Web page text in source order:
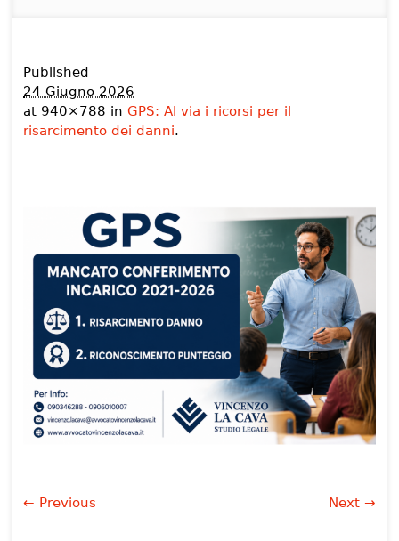
Published
24 Giugno 2026
at 940×788 inGPS: Al via i ricorsi per il
risarcimento dei danni.
← Previous Next →